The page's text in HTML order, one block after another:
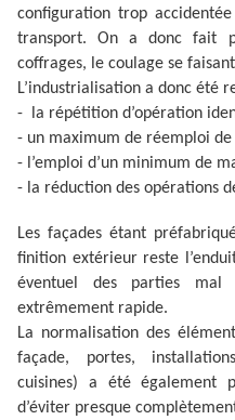
configuration trop
transport. On a donc fait
coffrages, le coulage se
L’industrialisation a donc été
- la répétition d’opération
- un maximum de réemploi
- l’emploi d’un minimum de
- la réduction des opérations
Les façades étant
finition extérieur reste
éventuel des parties
extrêmement rapide.
La normalisation des
façade, portes,
cuisines) a été également
d’éviter presque